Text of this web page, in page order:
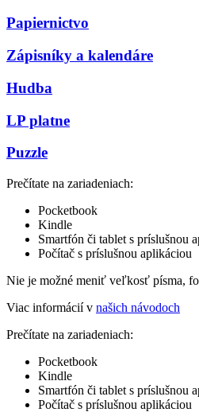
Papiernictvo
Zápisníky a kalendáre
Hudba
LP platne
Puzzle
Prečítate na zariadeniach:
Pocketbook
Kindle
Smartfón či tablet s príslušnou
Počítač s príslušnou aplikáciou
Nie je možné meniť veľkosť písma,
Viac informácií v našich návodoch
Prečítate na zariadeniach:
Pocketbook
Kindle
Smartfón či tablet s príslušnou
Počítač s príslušnou aplikáciou